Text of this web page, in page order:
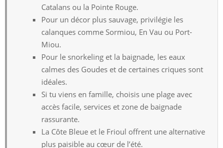
Catalans ou la Pointe Rouge.
Pour un décor plus sauvage, privilégie les
calanques comme Sormiou, En Vau ou Port-
Miou.
Pour le snorkeling et la baignade, les eaux
calmes des Goudes et de certaines criques sont
idéales.
Si tu viens en famille, choisis une plage avec
accès facile, services et zone de baignade
rassurante.
La Côte Bleue et le Frioul offrent une alternative
plus paisible au cœur de l’été.